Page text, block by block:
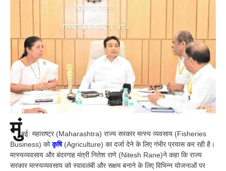
मुंबई: महाराष्ट्र (Maharashtra) राज्य सरकार मत्स्य व्यवसाय (Fisheries
Business) कोकृषि(Agriculture) का दर्जा देने के लिए गंभीर प्रयास कर रही है।
मत्स्यव्यवसाय और बंदरगाह मंत्री नितेश राणे (Nitesh Rane)ने कहा कि राज्य
सरकार मत्स्यव्यवसाय को स्वावलंबी और सक्षम बनाने के लिए विभिन्न योजनाओं पर